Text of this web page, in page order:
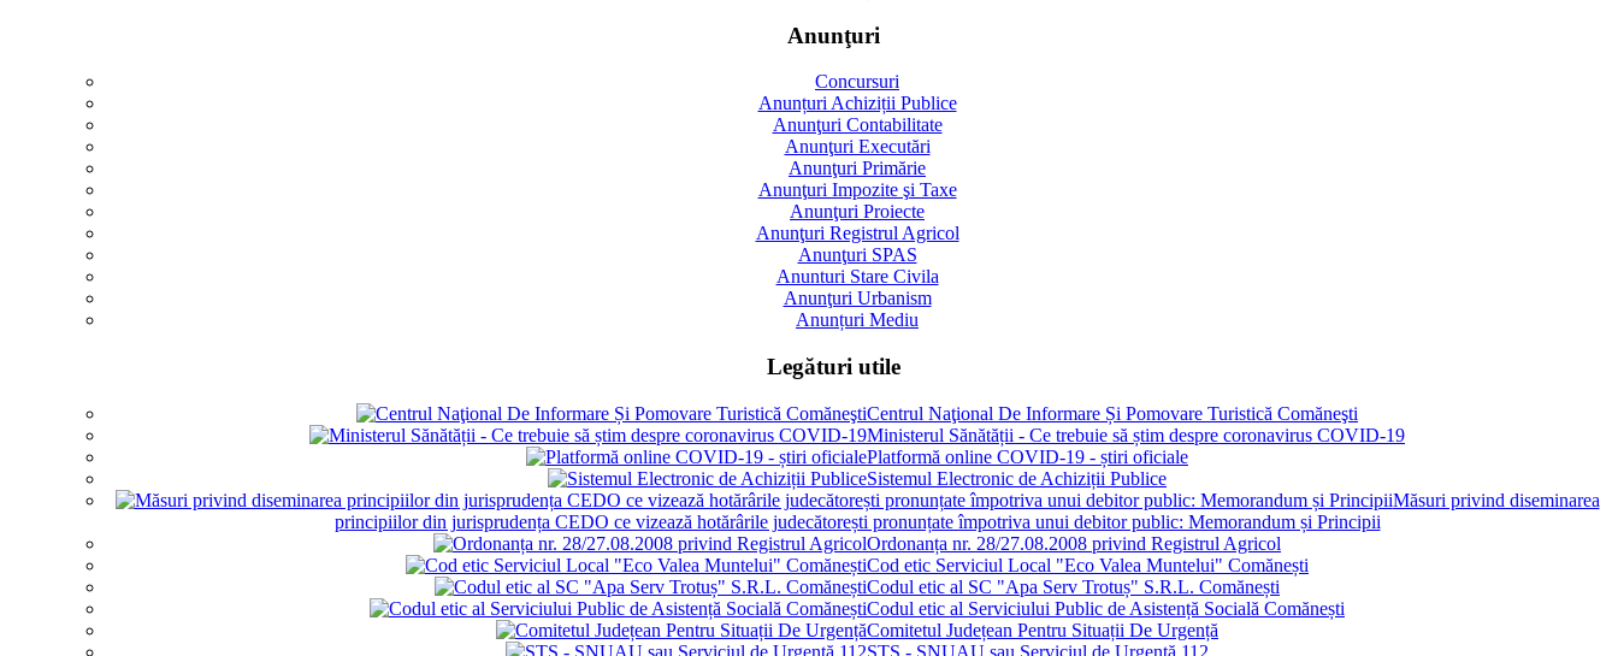
Anunţuri
Concursuri
Anunțuri Achiziții Publice
Anunţuri Contabilitate
Anunţuri Executări
Anunţuri Primărie
Anunţuri Impozite şi Taxe
Anunţuri Proiecte
Anunţuri Registrul Agricol
Anunţuri SPAS
Anunturi Stare Civila
Anunţuri Urbanism
Anunțuri Mediu
Legături utile
Centrul Naţional De Informare Și Pomovare Turistică Comăneşti
Ministerul Sănătății - Ce trebuie să știm despre coronavirus COVID-19
Platformă online COVID-19 - știri oficiale
Sistemul Electronic de Achiziții Publice
Măsuri privind diseminarea
principiilor din jurisprudența CEDO ce vizează hotărârile judecătorești pronunțate împotriva unui debitor public: Memorandum și Principii
Ordonanța nr. 28/27.08.2008 privind Registrul Agricol
Cod etic Serviciul Local "Eco Valea Muntelui" Comănești
Codul etic al SC "Apa Serv Trotuș" S.R.L. Comănești
Codul etic al Serviciului Public de Asistență Socială Comănești
Comitetul Județean Pentru Situații De Urgență
STS - SNUAU sau Serviciul de Urgență 112